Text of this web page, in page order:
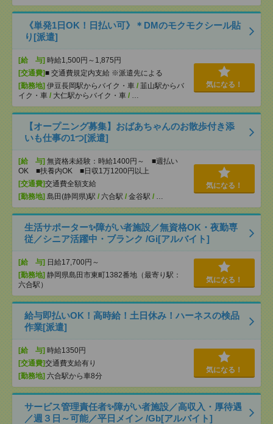
《単発1日OK！日払い可》＊DMのモクモクシール貼
り[派遣]
[給 与] 時給1,500円～1,875円
[交通費]■ 交通費規定内支給 ※派遣先による
[勤務地] 伊豆長岡駅からバイク・車 / 韮山駅からバ
イク・車 / 大仁駅からバイク・車 / …
気になる！
【オープニング募集】おばあちゃんのお散歩付き添
いも仕事の1つ[派遣]
[給 与] 無資格未経験：時給1400円～ ■週払い
OK ■扶養内OK ■日収1万1200円以上
[交通費]交通費全額支給
[勤務地] 島田(静岡県)駅 / 六合駅 / 金谷駅 / …
気になる！
生活サポーター✨障がい者施設／無資格OK・夜勤専
従／シニア活躍中・ブランク /Gi[アルバイト]
[給 与] 日給17,700円～
[勤務地] 静岡県島田市東町1382番地（最寄り駅：
六合駅）
気になる！
給与即払いOK！高時給！土日休み！ハーネスの検品
作業[派遣]
[給 与] 時給1350円
[交通費]交通費支給有り
[勤務地] 六合駅から車8分
気になる！
サービス管理責任者✨障がい者施設／高収入・厚待遇
／週３日～可能／平日メイン /Gb[アルバイト]